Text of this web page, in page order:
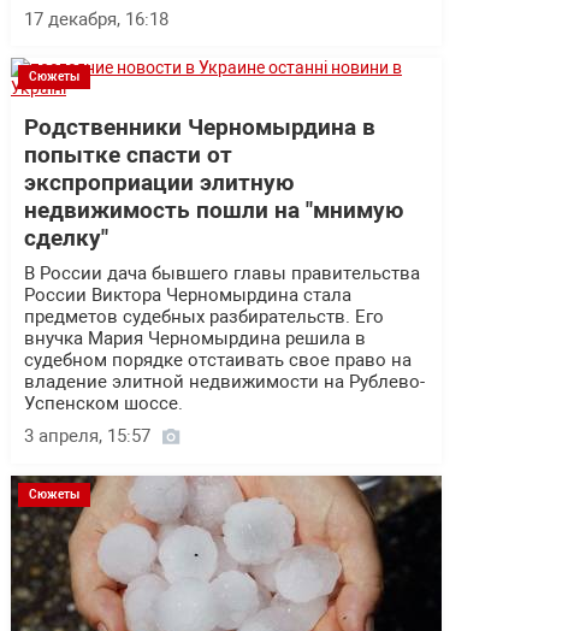
17 декабря, 16:18
Сюжеты
Родственники Черномырдина в
попытке спасти от
экспроприации элитную
недвижимость пошли на "мнимую
сделку"
В России дача бывшего главы правительства
России Виктора Черномырдина стала
предметов судебных разбирательств. Его
внучка Мария Черномырдина решила в
судебном порядке отстаивать свое право на
владение элитной недвижимости на Рублево-
Успенском шоссе.
3 апреля, 15:57
Сюжеты